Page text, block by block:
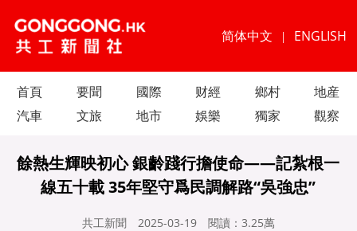
简体中文 | ENGLISH
首頁 要聞 國際 财經 鄉村
地産
汽車
文旅 地市 娛樂 獨家 觀察
餘熱生輝映初心 銀齡踐行擔使命——記紮根一
線五十載 35年堅守爲民調解路“吳強忠”
共工新聞 2025-03-19 閱讀： 3.25萬